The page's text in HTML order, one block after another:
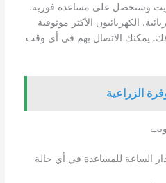
وستحصل على مساعدة فورية.
كهربائية. الكهربائيون الأكثر موثوقية
يمكنك الاتصال بهم في أي وقت
الزراعية
الساعة للمساعدة في أي حالة